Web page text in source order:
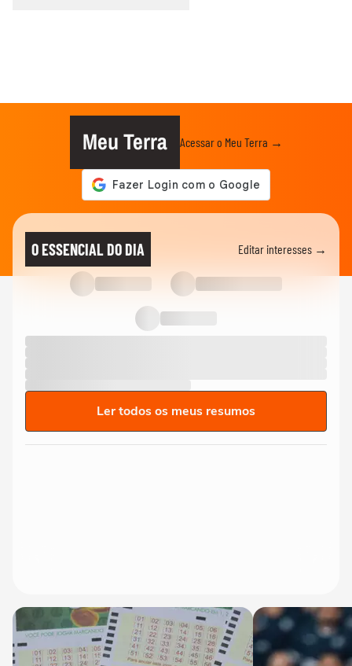
Meu Terra Acessar o Meu Terra →
O ESSENCIAL DO DIA Editar interesses →
Ler todos os meus resumos